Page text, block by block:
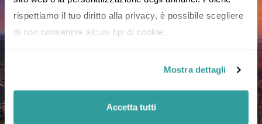
rispettiamo il tuo diritto alla privacy, è possibile scegliere
di non consentire alcuni tipi di cookie.
Mostra dettagli
Accetta tutti